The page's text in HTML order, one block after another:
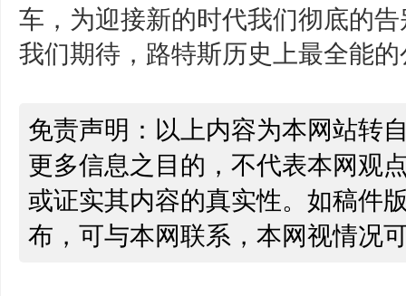
车，为迎接新的时代我们彻底的
我们期待，路特斯历史上最全能
免责声明：以上内容为本网站转
更多信息之目的，不代表本网观
或证实其内容的真实性。如稿件
布，可与本网联系，本网视情况